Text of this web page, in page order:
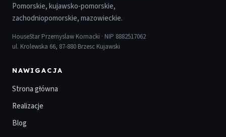
Pomorskie, kujawsko-pomorskie,
zachodniopomorskie, mazowieckie.
HouseStar Przemyslaw Kornacki · NIP 8882517062
ul. Krolewska 66, 87-880 Brzesc Kujawski
NAWIGACJA
Strona główna
Realizacje
Blog